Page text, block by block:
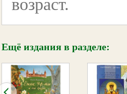
возраст.
Ещё издания в разделе: